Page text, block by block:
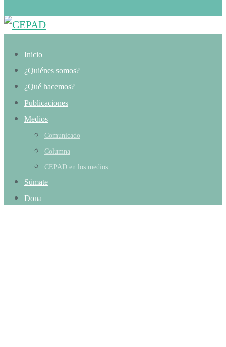
Inicio
¿Quiénes somos?
¿Qué hacemos?
Publicaciones
Medios
Comunicado
Columna
CEPAD en los medios
Súmate
Dona